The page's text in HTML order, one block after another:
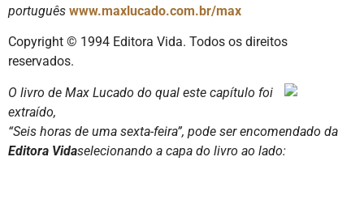
português www.maxlucado.com.br/max
Copyright © 1994 Editora Vida. Todos os direitos
reservados.
O livro de Max Lucado do qual este capítulo foi
extraído,
“Seis horas de uma sexta-feira”, pode ser encomendado da
Editora Vidaselecionando a capa do livro ao lado: